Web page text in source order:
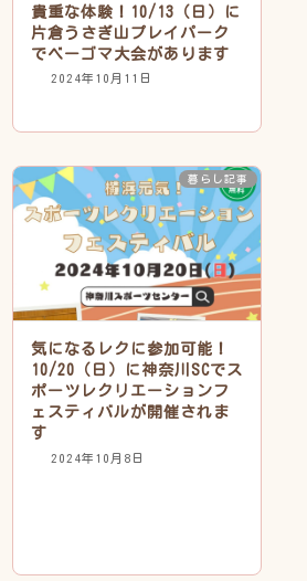
貴重な体験！10/13（日）に
片倉うさぎ山プレイパーク
でベーゴマ大会があります
2024年10月11日
暮らし記事
気になるレクに参加可能！
10/20（日）に神奈川SCでス
ポーツレクリエーションフ
ェスティバルが開催されま
す
2024年10月8日